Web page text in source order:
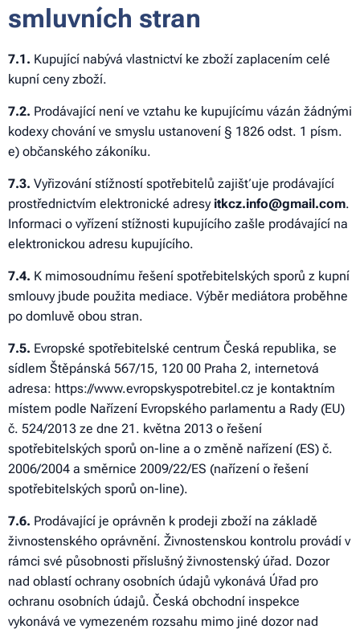
smluvních stran
7.1. Kupující nabývá vlastnictví ke zboží zaplacením celé
kupní ceny zboží.
7.2. Prodávající není ve vztahu ke kupujícímu vázán žádnými
kodexy chování ve smyslu ustanovení § 1826 odst. 1 písm.
e) občanského zákoníku.
7.3. Vyřizování stížností spotřebitelů zajišťuje prodávající
prostřednictvím elektronické adresyitkcz.info@gmail.com.
Informaci o vyřízení stížnosti kupujícího zašle prodávající na
elektronickou adresu kupujícího.
7.4. K mimosoudnímu řešení spotřebitelských sporů z kupní
smlouvy jbude použita mediace. Výběr mediátora proběhne
po domluvě obou stran.
7.5. Evropské spotřebitelské centrum Česká republika, se
sídlem Štěpánská 567/15, 120 00 Praha 2, internetová
adresa: https://www.evropskyspotrebitel.cz je kontaktním
místem podle Nařízení Evropského parlamentu a Rady (EU)
č. 524/2013 ze dne 21. května 2013 o řešení
spotřebitelských sporů on-line a o změně nařízení (ES) č.
2006/2004 a směrnice 2009/22/ES (nařízení o řešení
spotřebitelských sporů on-line).
7.6. Prodávající je oprávněn k prodeji zboží na základě
živnostenského oprávnění. Živnostenskou kontrolu provádí v
rámci své působnosti příslušný živnostenský úřad. Dozor
nad oblastí ochrany osobních údajů vykonává Úřad pro
ochranu osobních údajů. Česká obchodní inspekce
vykonává ve vymezeném rozsahu mimo jiné dozor nad